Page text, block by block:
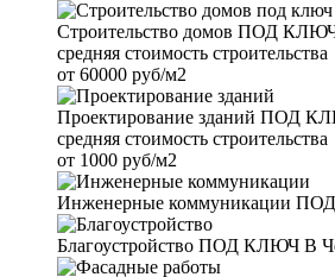
Строительство домов ПОД КЛЮЧ
средняя стоимость строительства
от 60000 руб/м2
Проектирование зданий ПОД
средняя стоимость строительства
от 1000 руб/м2
Инженерные коммуникации ПОД
Благоустройство ПОД КЛЮЧ В